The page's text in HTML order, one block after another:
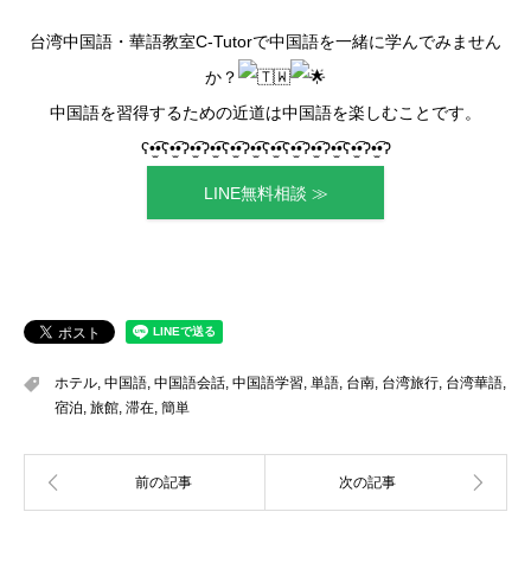
台湾中国語・華語教室C-Tutorで中国語を一緒に学んでみません
か？
中国語を習得するための近道は中国語を楽しむことです。
ʕ•̫͡•ʕ•̫͡•ʔ•̫͡•ʔ•̫͡•ʕ•̫͡•ʔ•̫͡•ʕ•̫͡•ʕ•̫͡•ʔ•̫͡•ʔ•̫͡•ʕ•̫͡•ʔ•̫͡•ʔ
LINE無料相談 ≫
ホテル, 中国語, 中国語会話, 中国語学習, 単語, 台南, 台湾旅行, 台湾華語,
宿泊, 旅館, 滞在, 簡単